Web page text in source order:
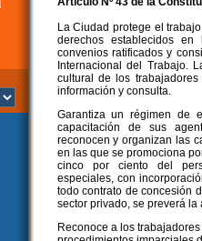
La Ciudad protege el
derechos establecidos
convenios ratificados y
Internacional del Trabajo.
cultural de los
información y consulta.
Garantiza un régimen de
capacitación de sus
reconocen y organizan las
en las que se promociona
cinco por ciento del
especiales, con
todo contrato de concesión
sector privado, se preverá
Reconoce a los